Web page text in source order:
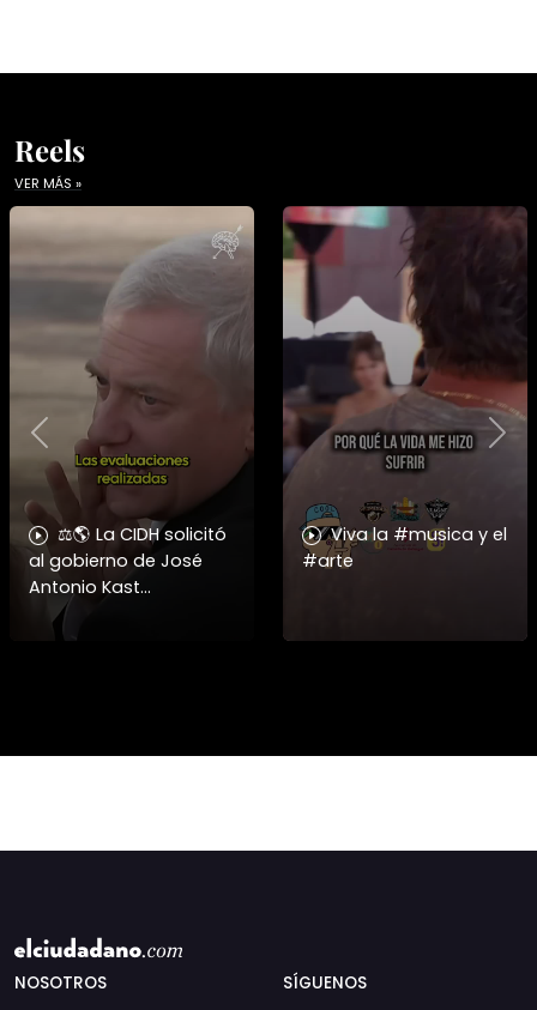
Reels
VER MÁS »
⚖️🌎 La CIDH solicitó
al gobierno de José
Antonio Kast
información detallada
sobre cambios
Viva la #musica y el
#arte
Previous
NOSOTROS SÍGUENOS